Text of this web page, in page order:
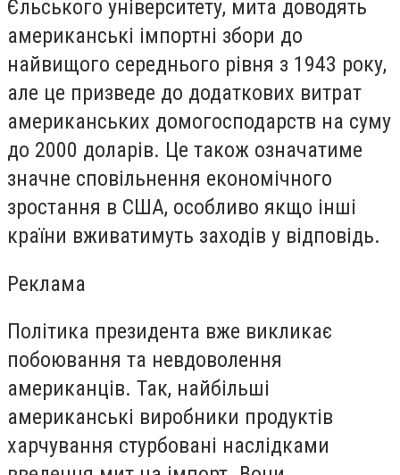
Єльського університету, мита доводять
американські імпортні збори до
найвищого середнього рівня з 1943 року,
але це призведе до додаткових витрат
американських домогосподарств на суму
до 2000 доларів. Це також означатиме
значне сповільнення економічного
зростання в США, особливо якщо інші
країни вживатимуть заходів у відповідь.
Реклама
Політика президента вже викликає
побоювання та невдоволення
американців. Так, найбільші
американські виробники продуктів
харчування стурбовані наслідками